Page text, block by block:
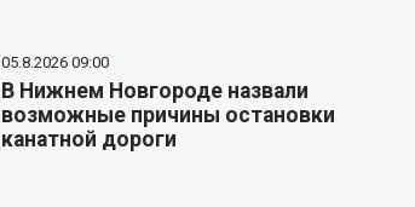
05.8.2026 09:00
В Нижнем Новгороде назвали
возможные причины остановки
канатной дороги